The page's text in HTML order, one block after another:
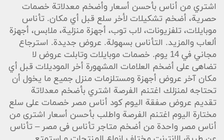
اشتري من أناس بأحسن أسعار وأضخم معدلاتة خصمات
حصرية، أضخم تشكيلات لأخر سلع قبل أي مكان. تأناس
موبايلات، تلفزيونات، لاب توب، أجهزة منزلية، ملابس، أجهزة
ألعاب والمزيد. التأناس بسهولة. عروض جديدة. استرجاع
مجاني في 14 يوم. خصمات موبايلات وتابلت عروض لا
تضاهى على أضخم العلامات المشهورة أخر الموديلات قبل أي
مكان آخر عروض أجهزة ومستلزمات منزل جميع ما يخول أن
تحتاجه لمنزلك اغتنم الفرصة اشتري بأضخم معدلاتة
تقديم عروض صفقة اليوم كود أناس مصر خصمات على سلع
مختارة اليوم اغتنم الفرصة واطلب بأحسن أسعار اشترى من
أناس مصر واحدة من أضخم متاجر تأناس فى مصر – تأناس